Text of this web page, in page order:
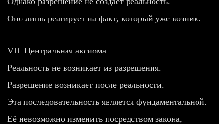
Оно лишь реагирует на факт, который уже возник.
VII. Центральная аксиома
Реальность не возникает из разрешения.
Разрешение возникает после реальности.
Эта последовательность является фундаментальной.
Её невозможно изменить посредством закона,